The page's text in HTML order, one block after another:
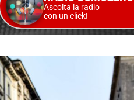
Ascolta la radio
con un click!